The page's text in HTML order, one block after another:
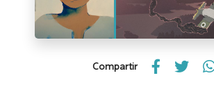
Compartir